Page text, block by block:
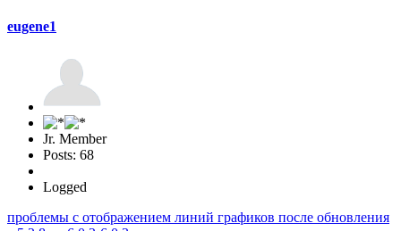
eugene1
Jr. Member
Posts: 68
Logged
проблемы с отображением линий графиков после обновления